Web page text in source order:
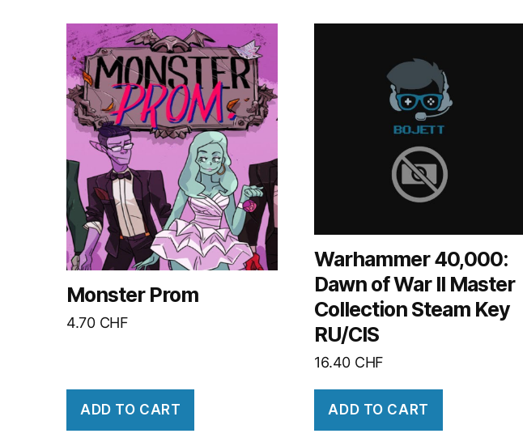
Monster Prom
4.70 CHF
ADD TO CART
Warhammer 40,000:
Dawn of War II Master
Collection Steam Key
RU/CIS
16.40 CHF
ADD TO CART